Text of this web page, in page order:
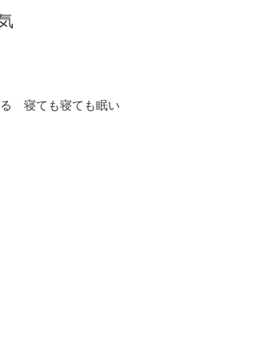
寝ても寝ても眠い